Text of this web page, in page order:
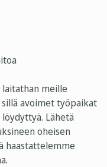
meille
avoimet työpaikat
Lähetä
oheisen
haastattelemme